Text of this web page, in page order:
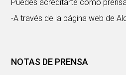
Puedes acreditarte como
-A través de la página web de
NOTAS DE PRENSA